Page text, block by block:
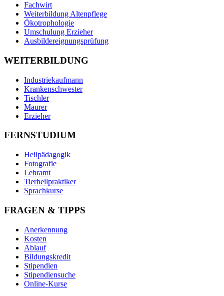
Fachwirt
Weiterbildung Altenpflege
Ökotrophologie
Umschulung Erzieher
Ausbildereignungsprüfung
WEITERBILDUNG
Industriekaufmann
Krankenschwester
Tischler
Maurer
Erzieher
FERNSTUDIUM
Heilpädagogik
Fotografie
Lehramt
Tierheilpraktiker
Sprachkurse
FRAGEN & TIPPS
Anerkennung
Kosten
Ablauf
Bildungskredit
Stipendien
Stipendiensuche
Online-Kurse